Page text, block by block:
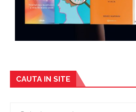
CAUTA IN SITE